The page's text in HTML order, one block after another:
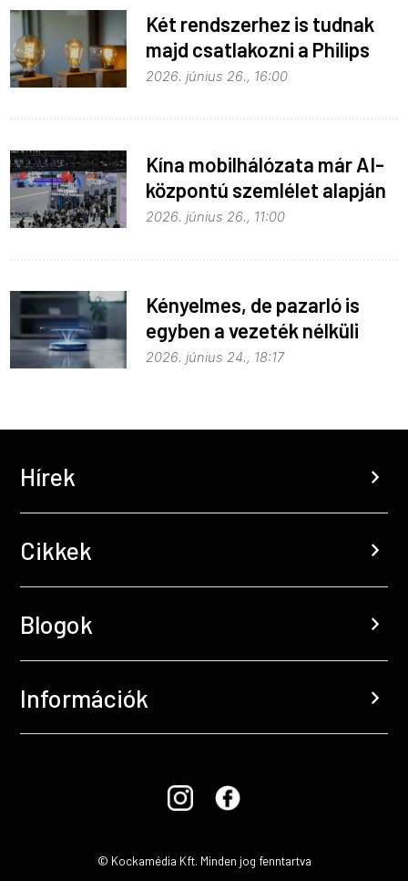
Két rendszerhez is tudnak
majd csatlakozni a Philips
Hue égők
2026. június 26., 16:00
Kína mobilhálózata már AI-
központú szemlélet alapján
fejlődik
2026. június 26., 11:00
Kényelmes, de pazarló is
egyben a vezeték nélküli
töltés
2026. június 24., 18:17
Hírek chevron_right
Cikkek chevron_right
Blogok chevron_right
Információk chevron_right
© Kockamédia Kft. Minden jog fenntartva